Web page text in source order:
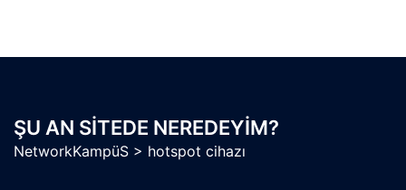
ŞU AN SITEDE NEREDEYIM?
NetworkKampüS > hotspot cihazı